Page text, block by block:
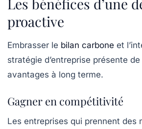
proactive
Embrasser le bilan carbone et
stratégie d’entreprise présente
avantages à long terme.
Gagner en compétitivité
Les entreprises qui prennent des